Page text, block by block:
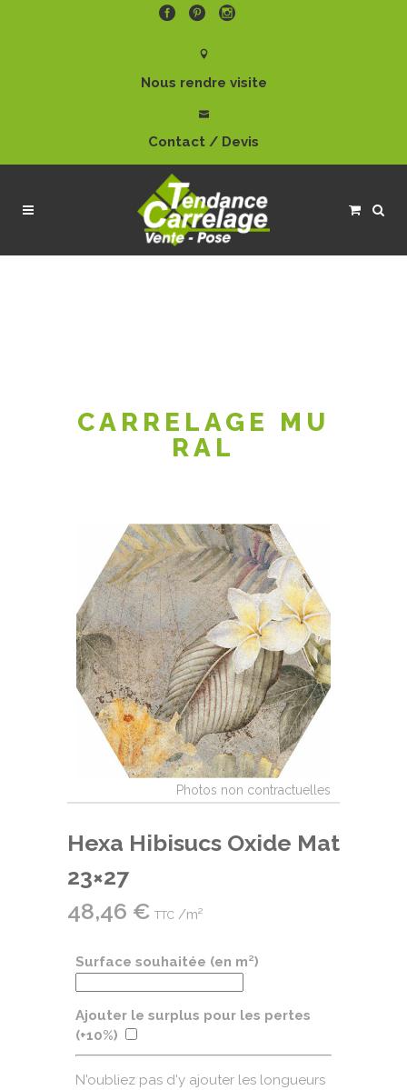
Nous rendre visite
Contact / Devis
CARRELAGE MU
RAL
Hexa Hibisucs Oxide Mat
23×27
48,46 € TTC /m²
Surface souhaitée (en m²)
Ajouter le surplus pour les pertes
(+10%)
N'oubliez pas d'y ajouter les longueurs